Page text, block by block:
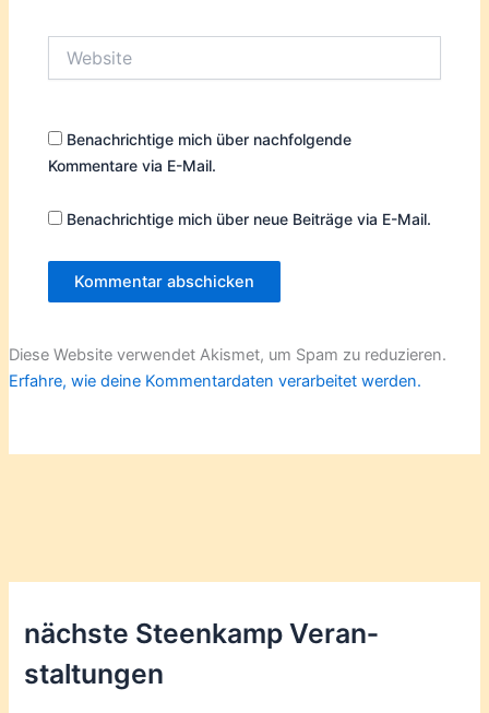
Benachrichtige mich über nachfolgende
Kommentare via E-Mail.
Benachrichtige mich über neue Beiträge via E-Mail.
Diese Website verwendet Akismet, um Spam zu reduzieren.
Erfahre, wie deine Kommentardaten verarbeitet werden.
nächste Steenkamp Veran­
staltungen